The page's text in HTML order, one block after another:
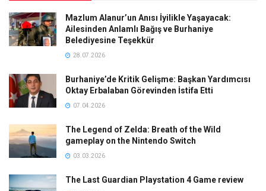
Mazlum Alanur’un Anısı İyilikle Yaşayacak:
Ailesinden Anlamlı Bağış ve Burhaniye
Belediyesine Teşekkür
28.07.2026
Burhaniye’de Kritik Gelişme: Başkan Yardımcısı
Oktay Erbalaban Görevinden İstifa Etti
07.04.2026
The Legend of Zelda: Breath of the Wild
gameplay on the Nintendo Switch
03.03.2026
The Last Guardian Playstation 4 Game review